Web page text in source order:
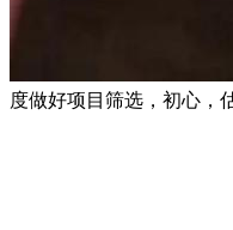
度做好项目筛选，初心，